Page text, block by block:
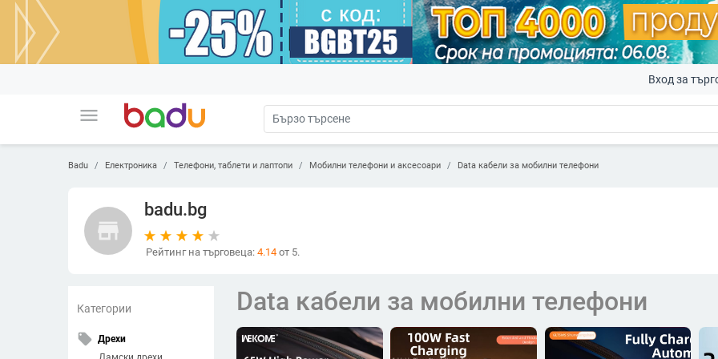
menu
Вход за
Badu Електроника Телефони, таблети и лаптопи Мобилни телефони и аксесоари Data кабели за мобилни телефони
store
badu.bg
Рейтинг на търговеца: 4.14 от 5.
Категории
local_offer Дрехи
Data кабели за мобилни телефони